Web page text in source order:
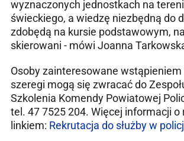
wyznaczonych jednostkach na
świeckiego, a wiedzę niezbędną do
zdobędą na kursie podstawowym,
skierowani - mówi Joanna
Osoby zainteresowane
szeregi mogą się zwracać do
Szkolenia Komendy Powiatowej
tel. 47 7525 204. Więcej informacji o
linkiem: Rekrutacja do służby w